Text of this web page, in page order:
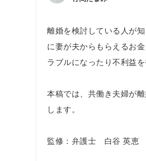
離婚を検討している人が
に妻が夫からもらえるお
ラブルになったり不利益
本稿では、共働き夫婦が
します。
監修：弁護士 白谷 英恵